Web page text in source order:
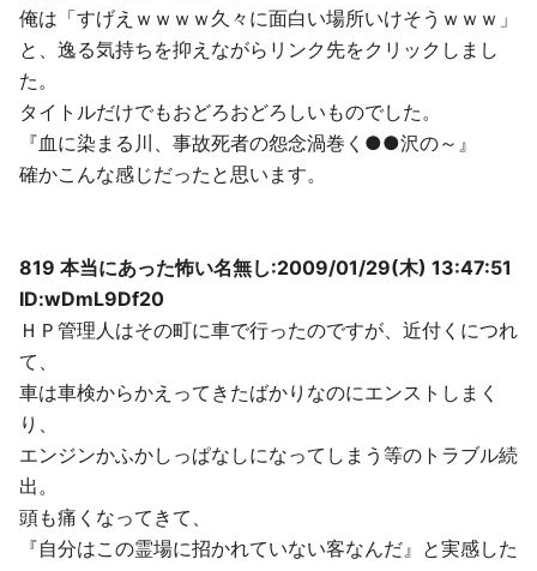
俺は「すげえｗｗｗｗ久々に面白い場所いけそうｗｗｗ」
と、逸る気持ちを抑えながらリンク先をクリックしまし
た。
タイトルだけでもおどろおどろしいものでした。
『血に染まる川、事故死者の怨念渦巻く●●沢の～』
確かこんな感じだったと思います。
819 本当にあった怖い名無し:2009/01/29(木) 13:47:51
ID:wDmL9Df20
ＨＰ管理人はその町に車で行ったのですが、近付くにつれ
て、
車は車検からかえってきたばかりなのにエンストしまく
り、
エンジンかふかしっぱなしになってしまう等のトラブル続
出。
頭も痛くなってきて、
『自分はこの霊場に招かれていない客なんだ』と実感した